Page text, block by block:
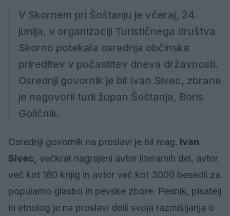
V Skornem pri Šoštanju je včeraj, 24.
junija, v organizaciji Turističnega društva
Skorno potekala osrednja občinska
prireditev v počastitev dneva državnosti.
Osrednji govornik je bil Ivan Sivec, zbrane
je nagovoril tudi župan Šoštanja, Boris
Goličnik.
Osrednji govornik na proslavi je bil mag. Ivan
Sivec, večkrat nagrajeni avtor literarnih del, avtor
več kot 180 knjig in avtor več kot 3000 besedil za
popularno glasbo in pevske zbore. Pesnik, pisatelj
in etnolog je na proslavi delil svoja razmišljanja o